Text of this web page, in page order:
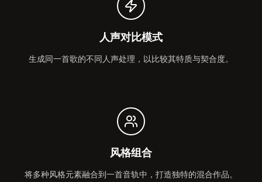
人声对比模式
生成同一首歌的不同人声处理，以比较其特质与契合度。
风格组合
将多种风格元素融合到一首音轨中，打造独特的混合作品。